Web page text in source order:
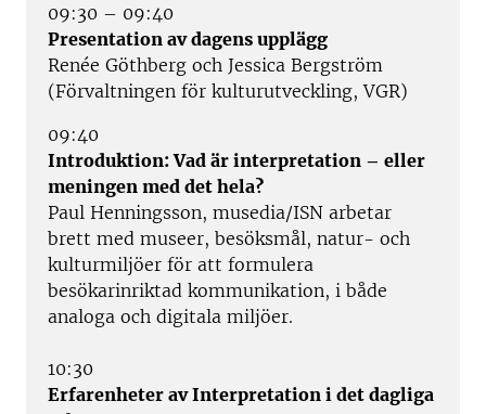
09:30 – 09:40
Presentation av dagens upplägg
Renée Göthberg och Jessica Bergström
(Förvaltningen för kulturutveckling, VGR)
09:40
Introduktion: Vad är interpretation – eller
meningen med det hela?
Paul Henningsson, musedia/ISN arbetar
brett med museer, besöksmål, natur- och
kulturmiljöer för att formulera
besökarinriktad kommunikation, i både
analoga och digitala miljöer.
10:30
Erfarenheter av Interpretation i det dagliga